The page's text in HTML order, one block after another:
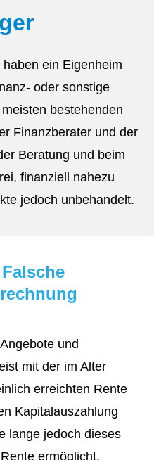
ein Eigenheim
oder sonstige
bestehenden
Finanzberater und der
Beratung und beim
finanziell nahezu
jedoch unbehandelt.
und
mit der im Alter
erreichten Rente
Kapitalauszahlung
lange jedoch dieses
ermöglicht,